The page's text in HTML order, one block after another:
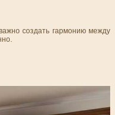
создать гармонию между